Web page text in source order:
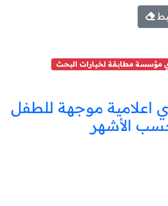
أي مؤسسة مطابقة لخيارات البحث
اعلامية موجهة للطفل
الأشهر